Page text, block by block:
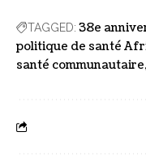
TAGGED: 38e
politique de santé
santé communautaire